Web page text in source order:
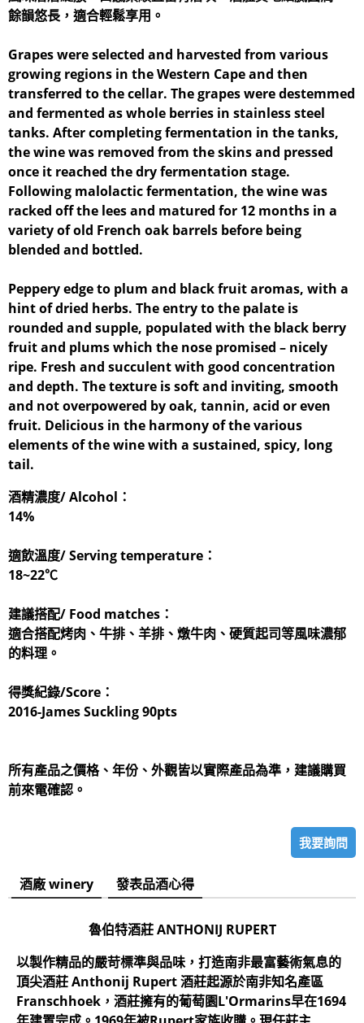
餘韻悠長，適合輕鬆享用。
Grapes were selected and harvested from various
growing regions in the Western Cape and then
transferred to the cellar. The grapes were destemmed
and fermented as whole berries in stainless steel
tanks. After completing fermentation in the tanks,
the wine was removed from the skins and pressed
once it reached the dry fermentation stage.
Following malolactic fermentation, the wine was
racked off the lees and matured for 12 months in a
variety of old French oak barrels before being
blended and bottled.
Peppery edge to plum and black fruit aromas, with a
hint of dried herbs. The entry to the palate is
rounded and supple, populated with the black berry
fruit and plums which the nose promised – nicely
ripe. Fresh and succulent with good concentration
and depth. The texture is soft and inviting, smooth
and not overpowered by oak, tannin, acid or even
fruit. Delicious in the harmony of the various
elements of the wine with a sustained, spicy, long
tail.
酒精濃度/ Alcohol：
14%
適飲溫度/ Serving temperature：
18~22℃
建議搭配/ Food matches：
適合搭配烤肉、牛排、羊排、燉牛肉、硬質起司等風味濃郁
的料理。
得獎紀錄/Score：
2016-James Suckling 90pts
所有產品之價格、年份、外觀皆以實際產品為準，建議購買
前來電確認。
我要詢問
酒廠 winery 發表品酒心得
魯伯特酒莊 ANTHONIJ RUPERT
以製作精品的嚴苛標準與品味，打造南非最富藝術氣息的
頂尖酒莊 Anthonij Rupert 酒莊起源於南非知名產區
Franschhoek，酒莊擁有的葡萄園L'Ormarins早在1694